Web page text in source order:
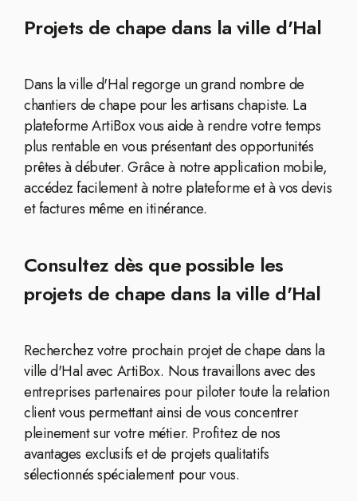
Projets de chape dans la ville d'Hal
Dans la ville d'Hal regorge un grand nombre de
chantiers de chape pour les artisans chapiste. La
plateforme ArtiBox vous aide à rendre votre temps
plus rentable en vous présentant des opportunités
prêtes à débuter. Grâce à notre application mobile,
accédez facilement à notre plateforme et à vos devis
et factures même en itinérance.
Consultez dès que possible les
projets de chape dans la ville d'Hal
Recherchez votre prochain projet de chape dans la
ville d'Hal avec ArtiBox. Nous travaillons avec des
entreprises partenaires pour piloter toute la relation
client vous permettant ainsi de vous concentrer
pleinement sur votre métier. Profitez de nos
avantages exclusifs et de projets qualitatifs
sélectionnés spécialement pour vous.